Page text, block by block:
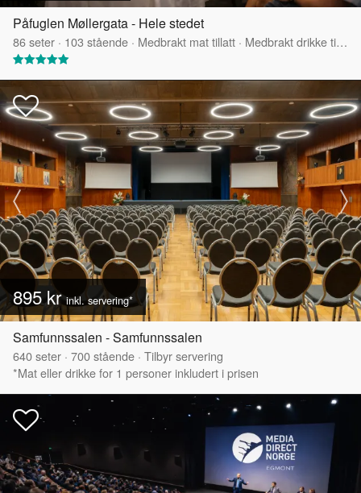
Påfuglen Møllergata - Hele stedet
86seter · 103 stående · Medbrakt mat tillatt · Medbrakt drikke tillatt
895 krinkl. servering*
Samfunnssalen - Samfunnssalen
640seter · 700stående · Tilbyr servering
*Mat eller drikke for 1 personer inkludert i prisen